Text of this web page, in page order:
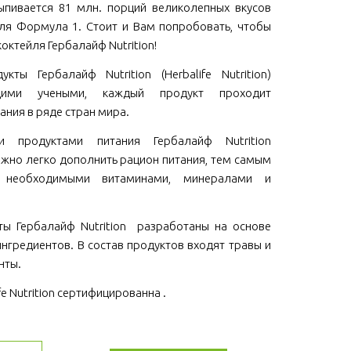
81 млн. порций великолепных вкусов
Формула 1. Стоит и Вам попробовать, чтобы
Гербалайф Nutrition!
Гербалайф Nutrition (Herbalife Nutrition)
учеными, каждый продукт проходит
в ряде стран мира.
продуктами питания Гербалайф Nutrition
легко дополнить рацион питания, тем самым
необходимыми витаминами, минералами и
Гербалайф Nutrition разработаны на основе
В состав продуктов входят травы и
Nutrition сертифицированна .